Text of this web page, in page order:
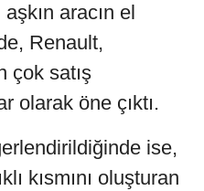
aracın el
Renault,
çok satış
olarak öne çıktı.
ise,
kısmını oluşturan